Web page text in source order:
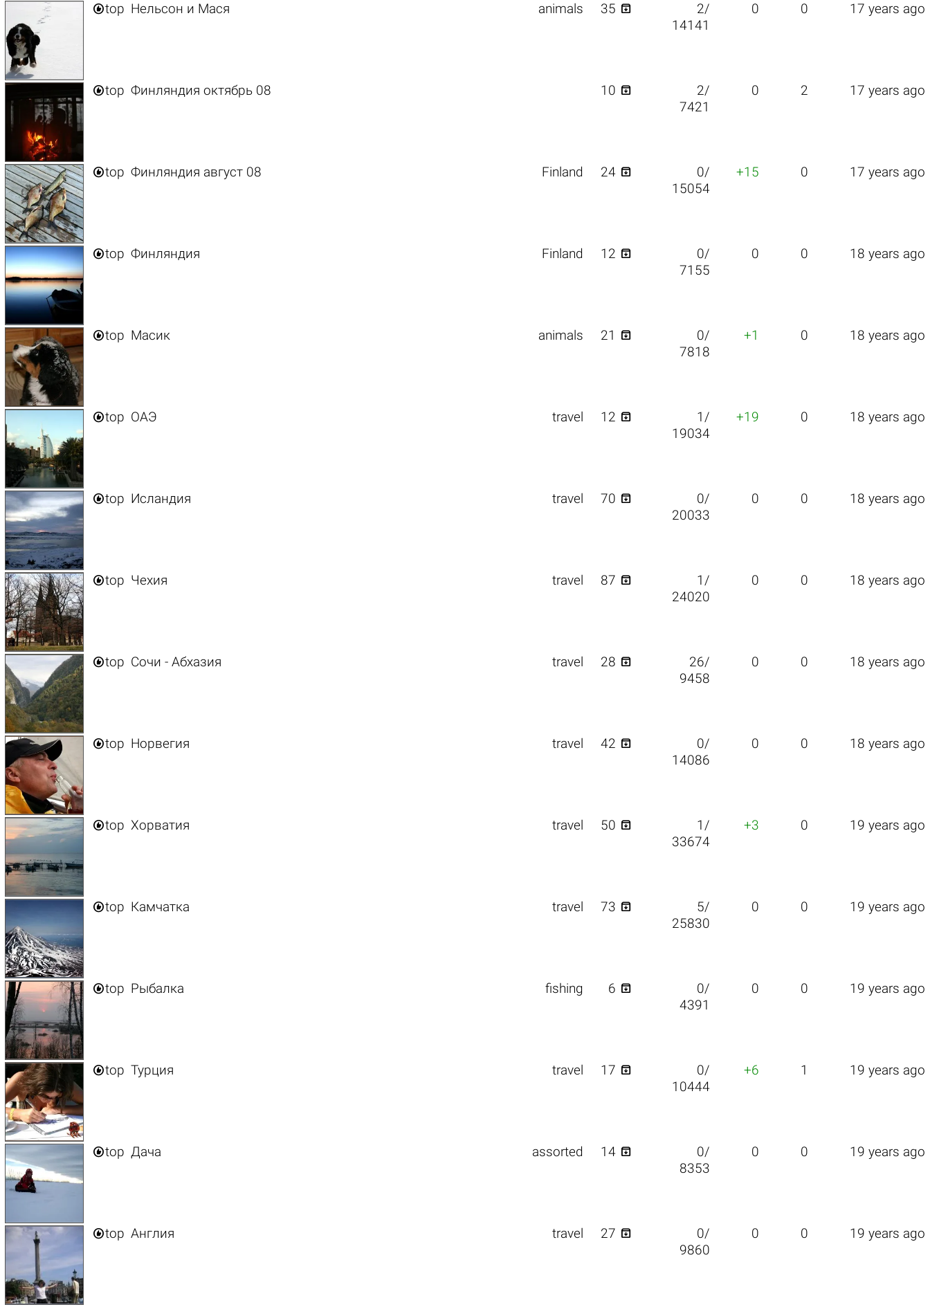
top Нельсон и Мася animals 35 
2/
14141
0 0 17 years ago
top Финляндия октябрь 08 10 
2/
7421
0 2 17 years ago
top Финляндия август 08 Finland 24 
0/
15054
+15 0 17 years ago
top Финляндия Finland 12 
0/
7155
0 0 18 years ago
top Масик animals 21 
0/
7818
+1 0 18 years ago
top ОАЭ travel 12 
1/
19034
+19 0 18 years ago
top Исландия travel 70 
0/
20033
0 0 18 years ago
top Чехия travel 87 
1/
24020
0 0 18 years ago
top Сочи - Абхазия travel 28 
26/
9458
0 0 18 years ago
top Норвегия travel 42 
0/
14086
0 0 18 years ago
top Хорватия travel 50 
1/
33674
+3 0 19 years ago
top Камчатка travel 73 
5/
25830
0 0 19 years ago
top Рыбалка fishing 6 
0/
4391
0 0 19 years ago
top Турция travel 17 
0/
10444
+6 1 19 years ago
top Дача assorted 14 
0/
8353
0 0 19 years ago
top Англия travel 27 
0/
9860
0 0 19 years ago